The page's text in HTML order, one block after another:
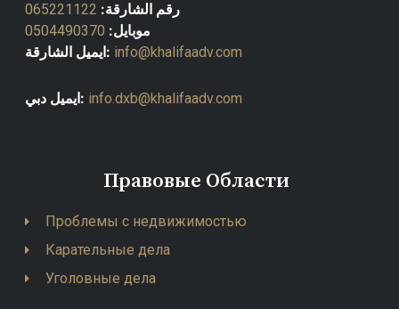
رقم الشارقة: 065221122
موبايل: 0504490370
ايميل الشارقة: info@khalifaadv.com
ايميل دبي: info.dxb@khalifaadv.com
Правовые Области
Проблемы с недвижимостью
Карательные дела
Уголовные дела